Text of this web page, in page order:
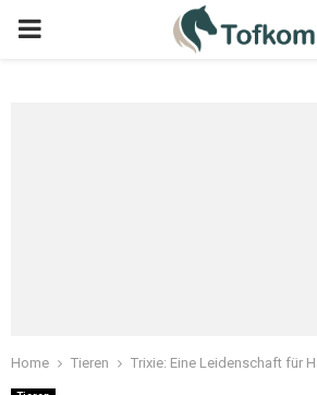
Home Tieren Trixie: Eine Leidenschaft für